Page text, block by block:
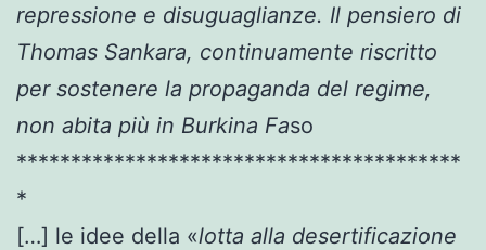
repressione e disuguaglianze. Il pensiero di
Thomas Sankara, continuamente riscritto
per sostenere la propaganda del regime,
non abita più in Burkina Faso
*****************************************
*
[…] le idee della «lotta alla desertificazione